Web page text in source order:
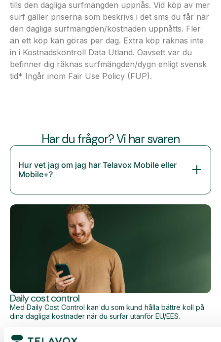
tills den dagliga surfmängden uppnås. Vid köp av mer
surf gäller priserna som beskrivs i det sms du får när
den dagliga surfmängden/kostnaden uppnåtts. Fler
än ett köp kan göras per dag. Extra köp räknas inte
in i Kostnadskontroll Data Utland. Oavsett var du
befinner dig räknas surfmängden/dygn enligt svensk
tid* Ingår inom Fair Use Policy (FUP).
Har du frågor? Vi har svaren
Hur vet jag om jag har Telavox Mobile eller
Mobile+?
Daily cost control
Med Daily Cost Control kan du som kund hålla bättre koll på
dina dagliga kostnader när du surfar utanför EU/EES.